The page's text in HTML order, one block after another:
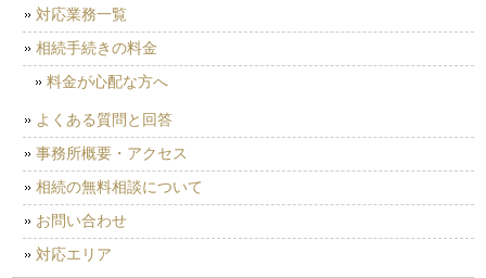
対応業務一覧
相続手続きの料金
料金が心配な方へ
よくある質問と回答
事務所概要・アクセス
相続の無料相談について
お問い合わせ
対応エリア